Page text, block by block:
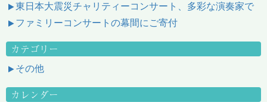
東日本大震災チャリティーコンサート、多彩な演奏家で
ファミリーコンサートの幕間にご寄付
カテゴリー
その他
カレンダー